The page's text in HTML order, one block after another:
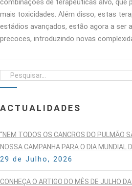
combinações de terapêuticas alvo, que
mais toxicidades. Além disso, estas
estádios avançados, estão agora a ser
precoces, introduzindo novas
ACTUALIDADES
“NEM TODOS OS CANCROS DO PULMÃO
NOSSA CAMPANHA PARA O DIA MUNDIAL
29 de Julho, 2026
CONHEÇA O ARTIGO DO MÊS DE JULHO